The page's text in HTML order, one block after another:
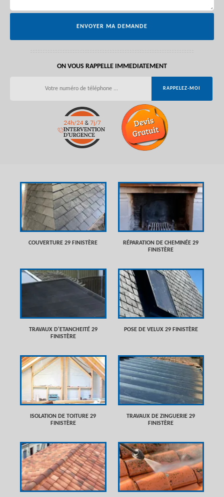
ON VOUS RAPPELLE IMMEDIATEMENT
COUVERTURE 29 FINISTÈRE
RÉPARATION DE CHEMINÉE 29
FINISTÈRE
TRAVAUX D'ETANCHEITÉ 29
FINISTÈRE
POSE DE VELUX 29 FINISTÈRE
ISOLATION DE TOITURE 29
FINISTÈRE
TRAVAUX DE ZINGUERIE 29
FINISTÈRE